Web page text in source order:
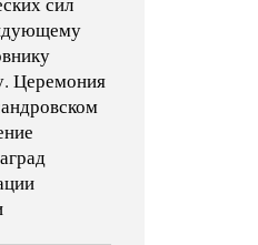
Церемония